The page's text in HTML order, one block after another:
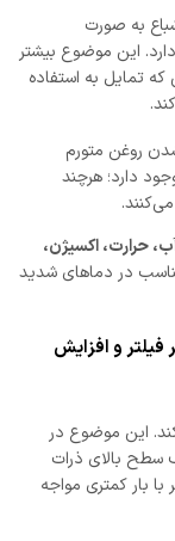
به صورت
تا اندازه 10 میکرون دارد. این موضوع بیشتر
تمایل به استفاده
روغن متورم
دارد؛ هرچند
حرارت، اکسیژن،
در دماهای شدید
فیلتر و افزایش
این موضوع در
سطح بالای ذرات
بار کمتری مواجه